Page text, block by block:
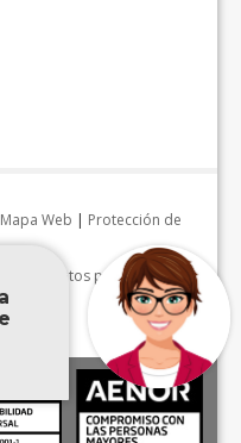
Mapa Web | Protección de
datos personales|